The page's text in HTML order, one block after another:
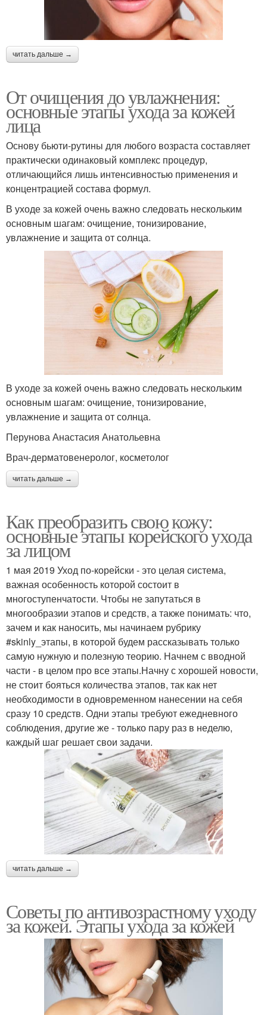
читать дальше →
От очищения до увлажнения:
основные этапы ухода за кожей
лица
Основу бьюти-рутины для любого возраста составляет
практически одинаковый комплекс процедур,
отличающийся лишь интенсивностью применения и
концентрацией состава формул.
В уходе за кожей очень важно следовать нескольким
основным шагам: очищение, тонизирование,
увлажнение и защита от солнца.
В уходе за кожей очень важно следовать нескольким
основным шагам: очищение, тонизирование,
увлажнение и защита от солнца.
Перунова Анастасия Анатольевна
Врач-дерматовенеролог, косметолог
читать дальше →
Как преобразить свою кожу:
основные этапы корейского ухода
за лицом
1 мая 2019 Уход по-корейски - это целая система,
важная особенность которой состоит в
многоступенчатости. Чтобы не запутаться в
многообразии этапов и средств, а также понимать: что,
зачем и как наносить, мы начинаем рубрику
#skinly_этапы, в которой будем рассказывать только
самую нужную и полезную теорию. Начнем с вводной
части - в целом про все этапы.Начну с хорошей новости,
не стоит бояться количества этапов, так как нет
необходимости в одновременном нанесении на себя
сразу 10 средств. Одни этапы требуют ежедневного
соблюдения, другие же - только пару раз в неделю,
каждый шаг решает свои задачи.
читать дальше →
Советы по антивозрастному уходу
за кожей. Этапы ухода за кожей